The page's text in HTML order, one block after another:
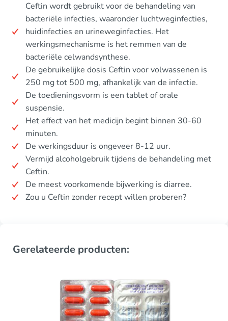
Ceftin wordt gebruikt voor de behandeling van
bacteriële infecties, waaronder luchtweginfecties,
huidinfecties en urineweginfecties. Het
werkingsmechanisme is het remmen van de
bacteriële celwandsynthese.
De gebruikelijke dosis Ceftin voor volwassenen is
250 mg tot 500 mg, afhankelijk van de infectie.
De toedieningsvorm is een tablet of orale
suspensie.
Het effect van het medicijn begint binnen 30-60
minuten.
De werkingsduur is ongeveer 8-12 uur.
Vermijd alcoholgebruik tijdens de behandeling met
Ceftin.
De meest voorkomende bijwerking is diarree.
Zou u Ceftin zonder recept willen proberen?
Gerelateerde producten: